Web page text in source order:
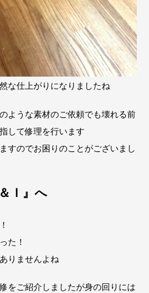
な仕上がりになりましたね
ような素材のご依頼でも壊れる前
して修理を行います
すのでお困りのことがございまし
Ｉ』へ
た！
りませんよね
をご紹介しましたが身の回りには